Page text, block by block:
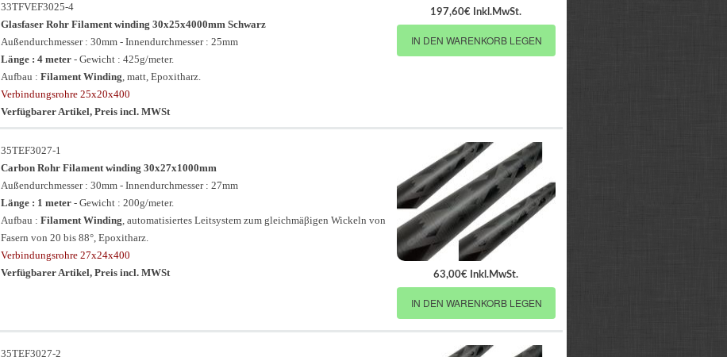
33TFVEF3025-4
Glasfaser Rohr Filament winding 30x25x4000mm Schwarz
Außendurchmesser : 30mm - Innendurchmesser : 25mm
Länge : 4 meter - Gewicht : 425g/meter.
Aufbau : Filament Winding, matt, Epoxitharz.
Verbindungsrohre 25x20x400
Verfügbarer Artikel, Preis incl. MWSt
197,60€ Inkl.MwSt.
IN DEN WARENKORB LEGEN
35TEF3027-1
Carbon Rohr Filament winding 30x27x1000mm
Außendurchmesser : 30mm - Innendurchmesser : 27mm
Länge : 1 meter - Gewicht : 200g/meter.
Aufbau : Filament Winding, automatisiertes Leitsystem zum gleichmäβigen Wickeln von
Fasern von 20 bis 88°, Epoxitharz.
Verbindungsrohre 27x24x400
Verfügbarer Artikel, Preis incl. MWSt
63,00€ Inkl.MwSt.
IN DEN WARENKORB LEGEN
35TEF3027-2